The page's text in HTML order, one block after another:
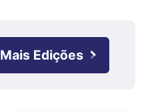
Mais Edições